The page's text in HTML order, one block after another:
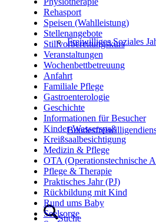
Freiwilliges Soziales
Suche
Rehasport
Speisen (Wahlleistung)
Stellenangebote
Stillvorbereitungskurs
Veranstaltungen
Wochenbettbetreuung
Anfahrt
Familiale Pflege
Gastroenterologie
Geschichte
Informationen für Besucher
Kinder-Wasserspaß
Kreißsaalbesichtigung
Medizin & Pflege
OTA (Operationstechnische
Pflege & Therapie
Praktisches Jahr (PJ)
Rückbildung mit Kind
Rund ums Baby
Seelsorge